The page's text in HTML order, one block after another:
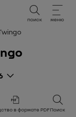
поиск меню
в формате PDFПоиск